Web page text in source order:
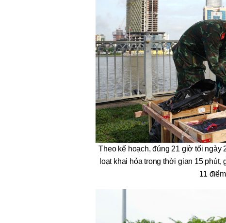
Theo kế hoạch, đúng 21 giờ tối ngày
loạt khai hỏa trong thời gian 15 phút,
11